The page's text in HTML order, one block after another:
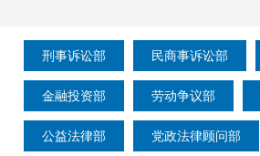
刑事诉讼部 民商事诉讼部
金融投资部 劳动争议部
公益法律部 党政法律顾问部